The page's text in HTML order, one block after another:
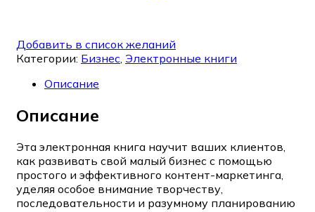
Добавить в список желаний
Категории: Бизнес, Электронные книги
Описание
Описание
Эта электронная книга научит ваших клиентов,
как развивать свой малый бизнес с помощью
простого и эффективного контент-маркетинга,
уделяя особое внимание творчеству,
последовательности и разумному планированию